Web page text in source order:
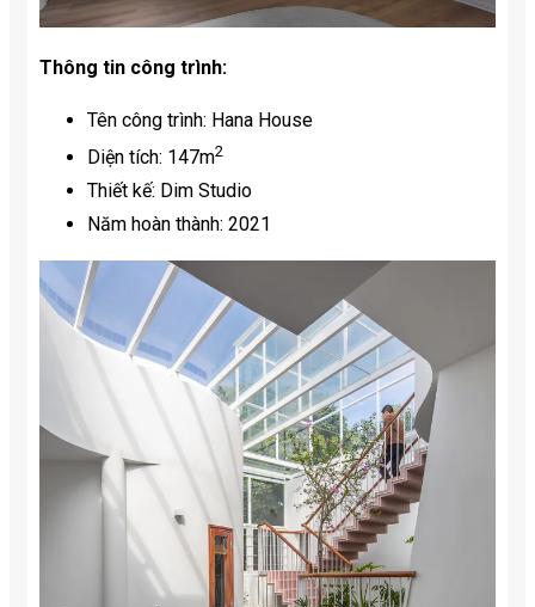
Thông tin công trình:
Tên công trình: Hana House
Diện tích: 147m2
Thiết kế: Dim Studio
Năm hoàn thành: 2021